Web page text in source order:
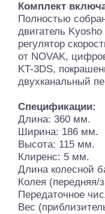
Комплект
Полностью
двигатель
регулятор
от NOVAK,
KT-3DS,
двухканальный
Спецификации:
Длина: 360 мм.
Ширина: 186 мм.
Высота: 115 мм.
Клиренс: 5 мм.
Длина колесной
Колея
Передаточное
Вес